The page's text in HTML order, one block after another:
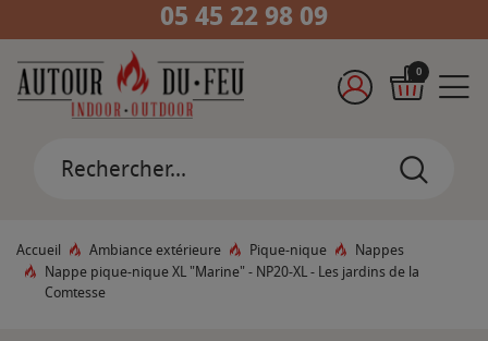
05 45 22 98 09
0
Accueil Ambiance extérieure Pique-nique
Nappes
Nappe pique-nique XL "Marine" - NP20-XL - Les jardins de la
Comtesse